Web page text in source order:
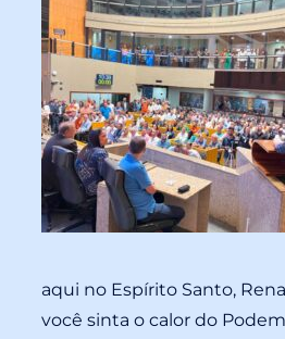
aqui no Espírito Santo,
você sinta o calor do